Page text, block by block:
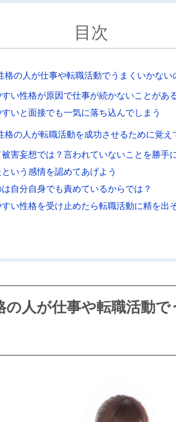
目次
格の人が仕事や転職活動でうまくいかない
い性格が原因で仕事が続かないことがあ
いと面接でも一気に落ち込んでしまう
格の人が転職活動を成功させるために覚え
害妄想では？言われていないことを勝手
いう感情を認めてあげよう
自分自身でも責めているからでは？
い性格を受け止めたら転職活動に精を出
の人が仕事や転職活動